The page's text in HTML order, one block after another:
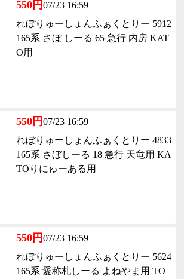
550円07/23 16:59
れぼりゅーしょんふぁくとりー 5912
165系 さぼ しーる 65 急行 内房 KAT
O用
550円07/23 16:59
れぼりゅーしょんふぁくとりー 4833
165系 さぼしーる 18 急行 天竜用 KA
TOりにゅーある用
550円07/23 16:59
れぼりゅーしょんふぁくとりー 5624
165系 愛称札しーる よねやま用 TO